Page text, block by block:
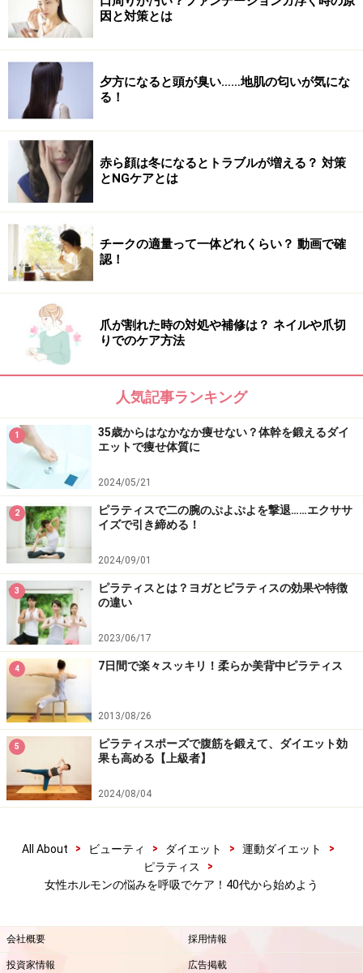
定させましょう。
お尻の下にクッションを入れると、姿勢よく座れます！
1. 平らな床であぐら座になり、姿勢よく座ります。
下腹部を意識し、お腹をへこましながら息をゆっくり吐
きます。吐いたら力を抜きます。
あぐら座が苦手な人は椅子に座ってもOKです！
2. 肩や首の力を抜いて、息を吐くときにお腹をへこま
せ、吐いたら力を抜きます。
3. この深呼吸を1分から3分続けましょう。よい姿勢をキ
ープするのがポイントです！
深い呼吸を意識できる腹式呼吸法は、自律神経を整え体
からコリや緊張をとりのぞいてくれます。疲れや硬さが
残りやすい、アラフォー、アラフィフ女性は、毎日１分
から３分の深呼吸を継続することで、女性ホルモンの働
きを安定させてみてください。美容にも健康にも大きな
効果が期待できるでしょう！
【関連記事】
深く眠れる呼吸で美肌ダイエット！就寝前の4ポイント
呼吸を意識するだけで、痩せ体質に近づく3つの理由
女性ホルモンの乱れ？ホルモンバランスの崩れと整え方
女性ホルモンをどんどん出す！簡単マル秘ストレッチ
女性ホルモンを維持する食生活とは？
ハーブティーで女性ホルモンの悩みをケア！
※ダイエットは個人の体質、また、誤った方法による実践に起因
して体調不良を引き起こす場合があります。実践の際には、必ず
自身の体質及び健康状態を十分に考慮したうえで、正しい方法で
【編集部おすすめの購入サイト】
因と対策とは
夕方になると頭が臭い……地肌の匂いが気にな
る！
赤ら顔は冬になるとトラブルが増える？ 対策
とNGケアとは
チークの適量って一体どれくらい？ 動画で確
認！
爪が割れた時の対処や補修は？ ネイルや爪切
りでのケア方法
人気記事ランキング
1
35歳からはなかなか痩せない？体幹を鍛えるダイ
エットで痩せ体質に
2024/05/21
2
ピラティスで二の腕のぷよぷよを撃退……エクササ
イズで引き締める！
2024/09/01
3
ピラティスとは？ヨガとピラティスの効果や特徴
の違い
2023/06/17
4 7日間で楽々スッキリ！柔らか美背中ピラティス
2013/08/26
5
ピラティスポーズで腹筋を鍛えて、ダイエット効
果も高める【上級者】
2024/08/04
All About > ビューティ > ダイエット > 運動ダイエット
>
ピラティス
>
女性ホルモンの悩みを呼吸でケア！40代から始めよう
会社概要 採用情報
投資家情報 広告掲載